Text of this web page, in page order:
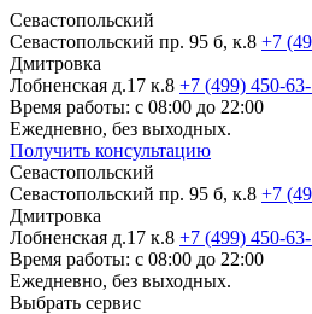
Севастопольский
Севастопольский пр. 95 б, к.8 +7
Дмитровка
Лобненская д.17 к.8 +7 (499) 450-
Время работы: с 08:00 до 22:00
Ежедневно, без выходных.
Получить консультацию
Севастопольский
Севастопольский пр. 95 б, к.8 +7
Дмитровка
Лобненская д.17 к.8 +7 (499) 450-
Время работы: с 08:00 до 22:00
Ежедневно, без выходных.
Выбрать сервис